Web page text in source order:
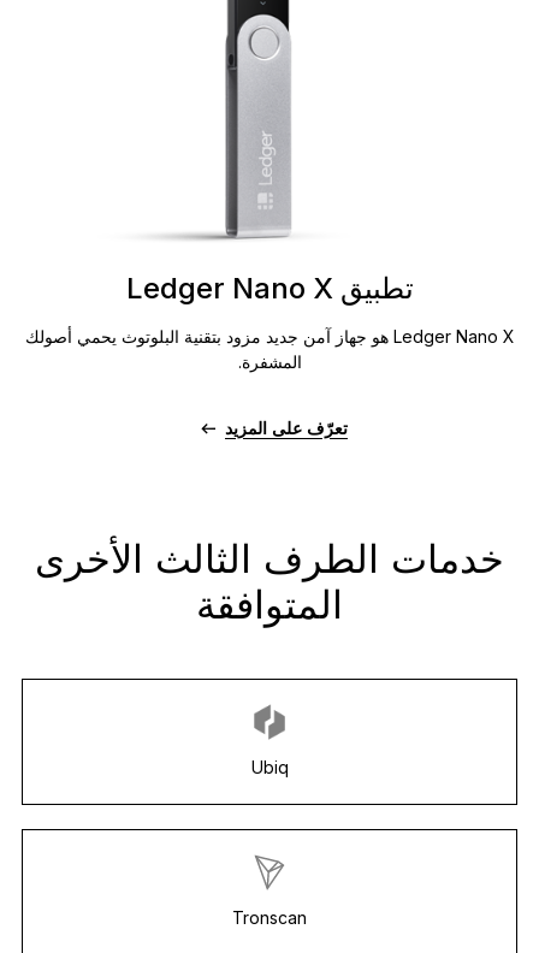
تطبيق Ledger Nano X
Ledger Nano X هو جهاز آمن جديد مزود بتقنية البلوتوث يحمي أصولك
المشفرة.
تعرّف على المزيد
خدمات الطرف الثالث الأخرى
المتوافقة
Ubiq
Tronscan